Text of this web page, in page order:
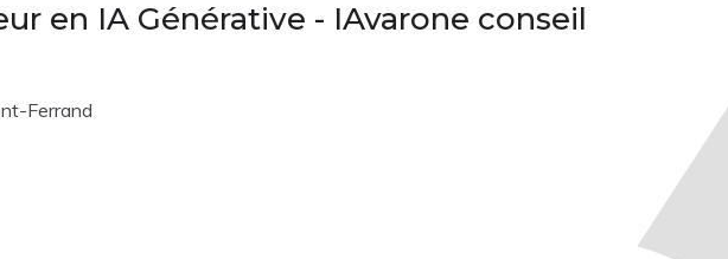
en IA Générative - IAvarone conseil
Ferrand